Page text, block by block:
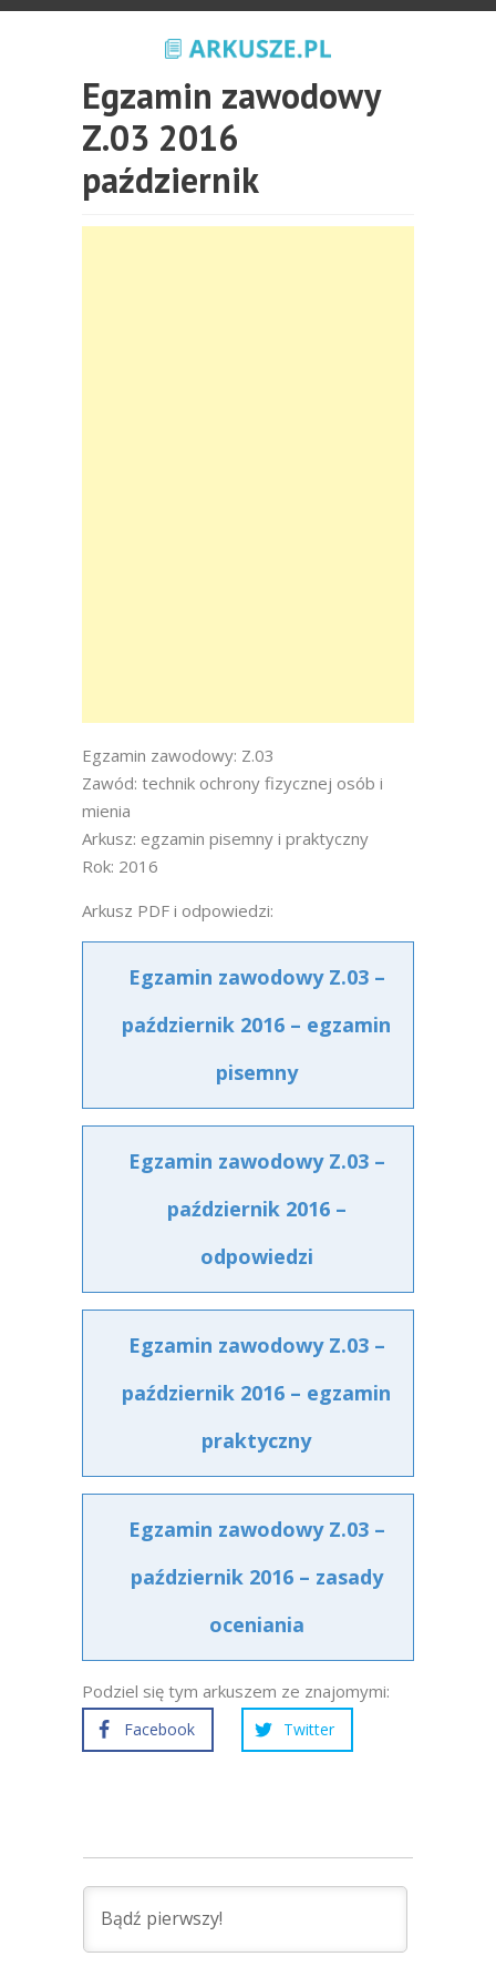
Egzamin zawodowy
Z.03 2016
październik
Egzamin zawodowy: Z.03
Zawód: technik ochrony fizycznej osób i
mienia
Arkusz: egzamin pisemny i praktyczny
Rok: 2016
Arkusz PDF i odpowiedzi:
Egzamin zawodowy Z.03 –
październik 2016 – egzamin
pisemny
Egzamin zawodowy Z.03 –
październik 2016 –
odpowiedzi
Egzamin zawodowy Z.03 –
październik 2016 – egzamin
praktyczny
Egzamin zawodowy Z.03 –
październik 2016 – zasady
oceniania
Podziel się tym arkuszem ze znajomymi:
Facebook Twitter